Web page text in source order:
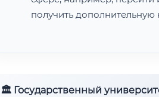
получить
🏛 Государственный